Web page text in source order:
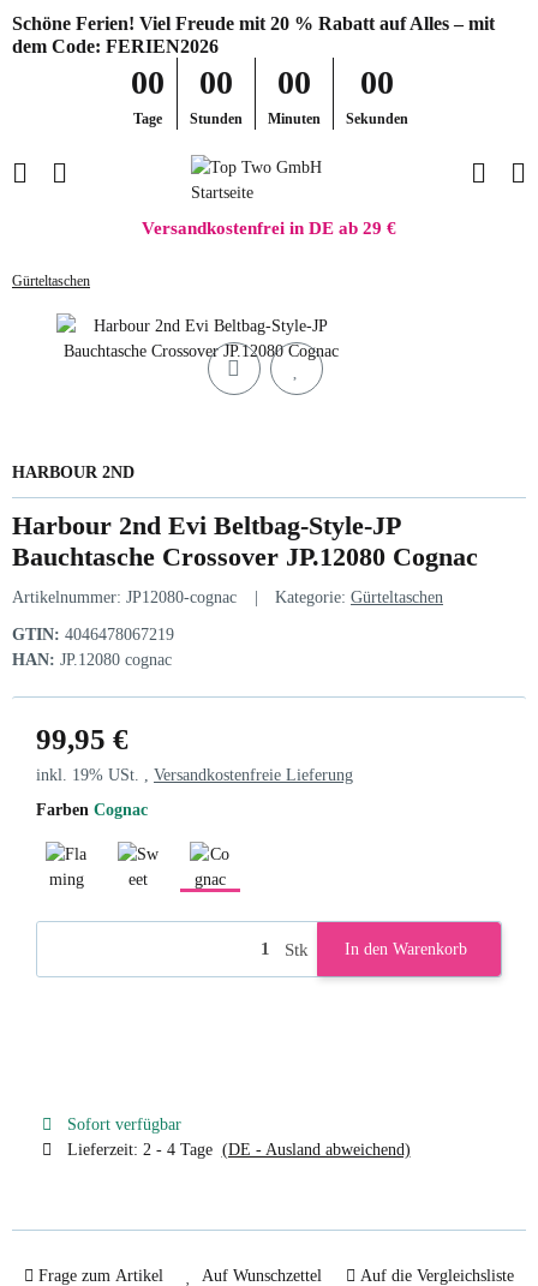
Schöne Ferien! Viel Freude mit 20 % Rabatt auf Alles – mit
dem Code: FERIEN2026
00
Tage
00
Stunden
00
Minuten
00
Sekunden
Versandkostenfrei in DE ab 29 €
Gürteltaschen
HARBOUR 2ND
Harbour 2nd Evi Beltbag-Style-JP
Bauchtasche Crossover JP.12080 Cognac
Artikelnummer: JP12080-cognac Kategorie: Gürteltaschen
GTIN: 4046478067219
HAN: JP.12080 cognac
99,95 €
inkl. 19% USt. , Versandkostenfreie Lieferung
Farben Cognac
Stk In den Warenkorb
Sofort verfügbar
Lieferzeit: 2 - 4 Tage (DE - Ausland abweichend)
Frage zum Artikel Auf Wunschzettel Auf die Vergleichsliste